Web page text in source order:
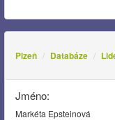
Plzeň Databáze
Jméno:
Markéta Epsteinová